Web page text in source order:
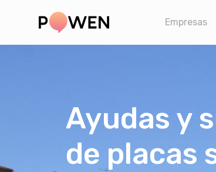
Empresas
Ayudas y
de placas